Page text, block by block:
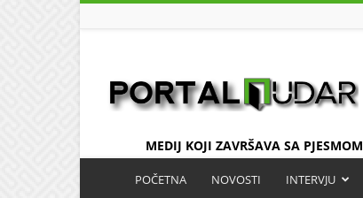
MEDIJ KOJI ZAVRŠAVA SA PJESMOM
POČETNA NOVOSTI INTERVJU